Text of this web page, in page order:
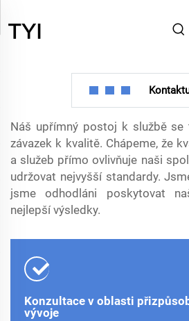
Předprodej
Náš upřímný postoj k službě se
závazek k kvalitě. Chápeme, že
a služeb přímo ovlivňuje naši
udržovat nejvyšší standardy.
jsme odhodláni poskytovat
nejlepší výsledky.
Konzultace v oblasti
vývoje